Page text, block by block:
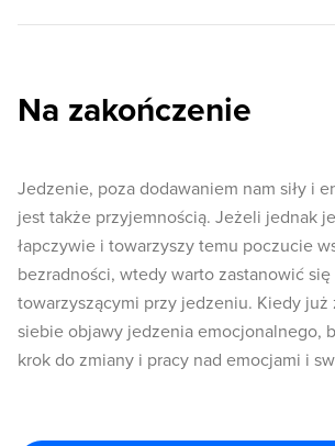
Na zakończenie
Jedzenie, poza dodawaniem nam siły i
jest także przyjemnością. Jeżeli jednak
łapczywie i towarzyszy temu poczucie
bezradności, wtedy warto zastanowić
towarzyszącymi przy jedzeniu. Kiedy już
siebie objawy jedzenia emocjonalnego,
krok do zmiany i pracy nad emocjami i